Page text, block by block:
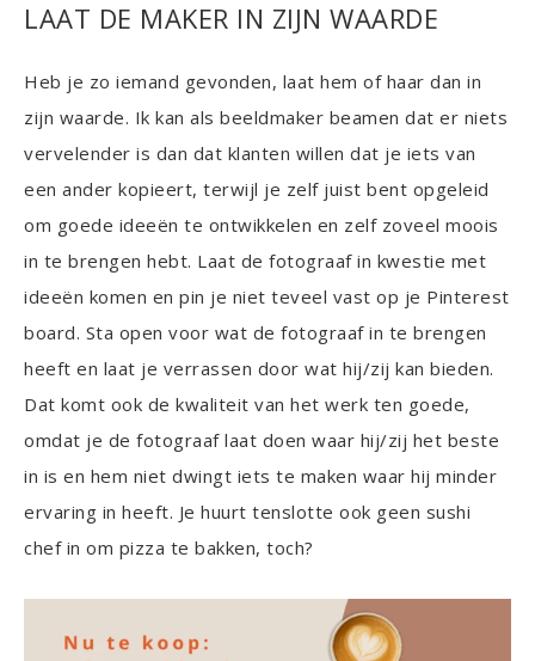
LAAT DE MAKER IN ZIJN WAARDE
Heb je zo iemand gevonden, laat hem of haar dan in
zijn waarde. Ik kan als beeldmaker beamen dat er niets
vervelender is dan dat klanten willen dat je iets van
een ander kopieert, terwijl je zelf juist bent opgeleid
om goede ideeën te ontwikkelen en zelf zoveel moois
in te brengen hebt. Laat de fotograaf in kwestie met
ideeën komen en pin je niet teveel vast op je Pinterest
board. Sta open voor wat de fotograaf in te brengen
heeft en laat je verrassen door wat hij/zij kan bieden.
Dat komt ook de kwaliteit van het werk ten goede,
omdat je de fotograaf laat doen waar hij/zij het beste
in is en hem niet dwingt iets te maken waar hij minder
ervaring in heeft. Je huurt tenslotte ook geen sushi
chef in om pizza te bakken, toch?